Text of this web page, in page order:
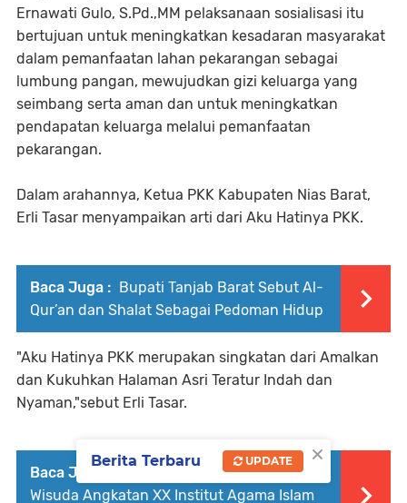
Ernawati Gulo, S.Pd.,MM pelaksanaan sosialisasi itu
bertujuan untuk meningkatkan kesadaran masyarakat
dalam pemanfaatan lahan pekarangan sebagai
lumbung pangan, mewujudkan gizi keluarga yang
seimbang serta aman dan untuk meningkatkan
pendapatan keluarga melalui pemanfaatan
pekarangan.
Dalam arahannya, Ketua PKK Kabupaten Nias Barat,
Erli Tasar menyampaikan arti dari Aku Hatinya PKK.
Baca Juga : Bupati Tanjab Barat Sebut Al-
Qur’an dan Shalat Sebagai Pedoman Hidup
"Aku Hatinya PKK merupakan singkatan dari Amalkan
dan Kukuhkan Halaman Asri Teratur Indah dan
Nyaman,"sebut Erli Tasar.
Baca Juga :
Bupati Tanjab Barat Hadiri
Wisuda Angkatan XX Institut Agama Islam
×
Berita Terbaru UPDATE